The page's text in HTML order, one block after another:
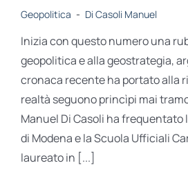
Geopolitica - Di Casoli Manuel
Inizia con questo numero una
geopolitica e alla geostrategia,
cronaca recente ha portato alla
realtà seguono princìpi mai
Manuel Di Casoli ha frequentato
di Modena e la Scuola Ufficiali
laureato in [...]